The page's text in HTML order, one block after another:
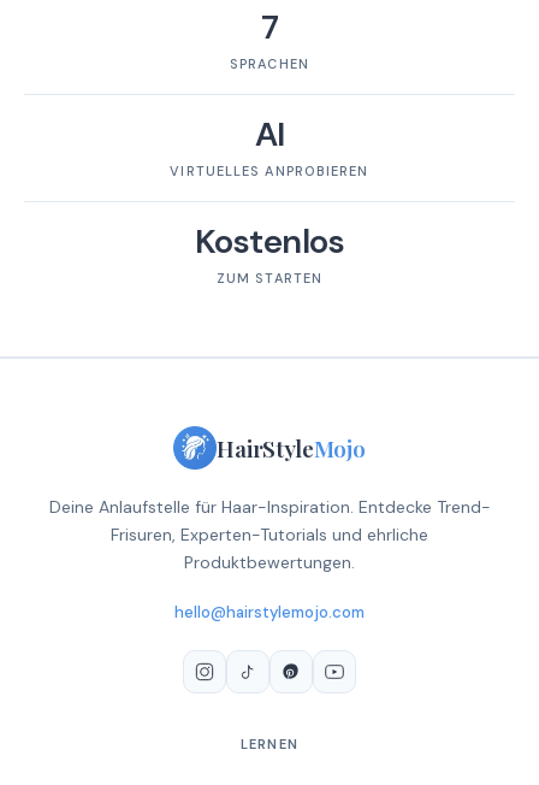
7
SPRACHEN
AI
VIRTUELLES ANPROBIEREN
Kostenlos
ZUM STARTEN
HairStyleMojo
Deine Anlaufstelle für Haar-Inspiration. Entdecke Trend-
Frisuren, Experten-Tutorials und ehrliche
Produktbewertungen.
hello@hairstylemojo.com
LERNEN